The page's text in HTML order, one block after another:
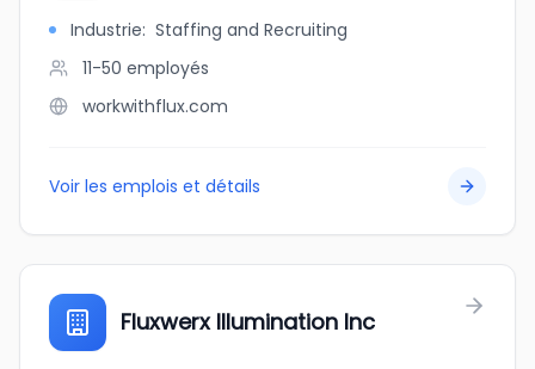
Industrie: Staffing and Recruiting
11-50 employés
workwithflux.com
Voir les emplois et détails
Fluxwerx Illumination Inc